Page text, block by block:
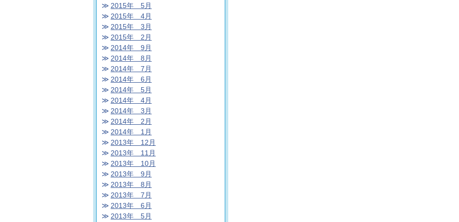
2015年 5月
2015年 4月
2015年 3月
2015年 2月
2014年 9月
2014年 8月
2014年 7月
2014年 6月
2014年 5月
2014年 4月
2014年 3月
2014年 2月
2014年 1月
2013年 12月
2013年 11月
2013年 10月
2013年 9月
2013年 8月
2013年 7月
2013年 6月
2013年 5月